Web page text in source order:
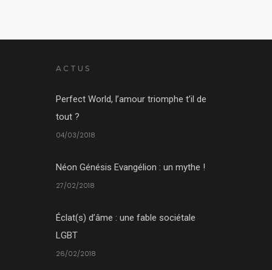
ACTUS
Perfect World, l’amour triomphe t’il de
tout ?
04/03/2018
Néon Génésis Evangélion : un mythe !
27/02/2018
Éclat(s) d’âme : une fable sociétale
LGBT
26/02/2018